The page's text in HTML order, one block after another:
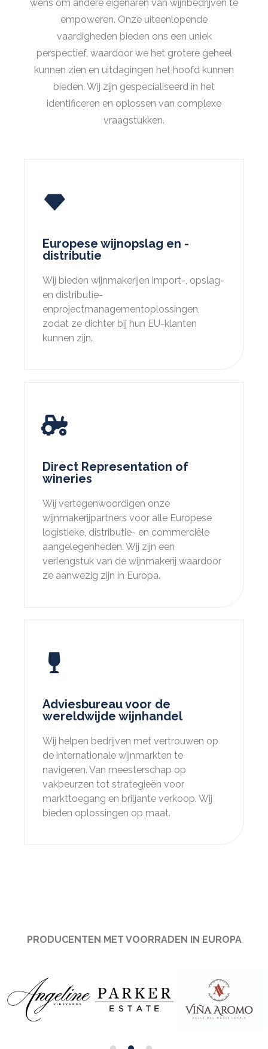
wens om andere eigenaren van wijnbedrijven te
empoweren. Onze uiteenlopende
vaardigheden bieden ons een uniek
perspectief, waardoor we het grotere geheel
kunnen zien en uitdagingen het hoofd kunnen
bieden. Wij zijn gespecialiseerd in het
identificeren en oplossen van complexe
vraagstukken.
Europese wijnopslag en -
distributie
Wij bieden wijnmakerijen import-, opslag-
en distributie-
enprojectmanagementoplossingen,
zodat ze dichter bij hun EU-klanten
kunnen zijn.
Direct Representation of
wineries
Wij vertegenwoordigen onze
wijnmakerijpartners voor alle Europese
logistieke, distributie- en commerciële
aangelegenheden. Wij zijn een
verlengstuk van de wijnmakerij waardoor
ze aanwezig zijn in Europa.
Adviesbureau voor de
wereldwijde wijnhandel
Wij helpen bedrijven met vertrouwen op
de internationale wijnmarkten te
navigeren. Van meesterschap op
vakbeurzen tot strategieën voor
markttoegang en briljante verkoop. Wij
bieden oplossingen op maat.
PRODUCENTEN MET VOORRADEN IN EUROPA